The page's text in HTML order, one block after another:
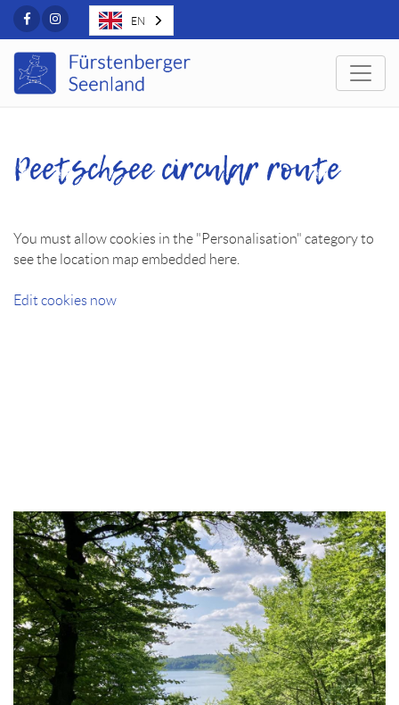
FacebookInstagram
Peetschsee circular route
You must allow cookies in the "Personalisation" category to
see the location map embedded here.
Edit cookies now
EN